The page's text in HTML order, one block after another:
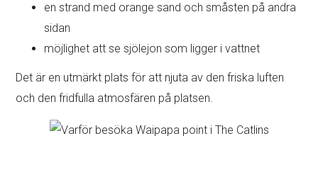
en strand med orange sand och småsten på andra
sidan
möjlighet att se sjölejon som ligger i vattnet
Det är en utmärkt plats för att njuta av den friska luften
och den fridfulla atmosfären på platsen.